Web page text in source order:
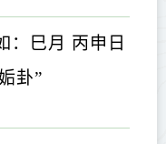
：巳月 丙申日
卦”